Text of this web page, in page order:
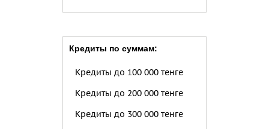
Кредиты по суммам:
Кредиты до 100 000 тенге
Кредиты до 200 000 тенге
Кредиты до 300 000 тенге